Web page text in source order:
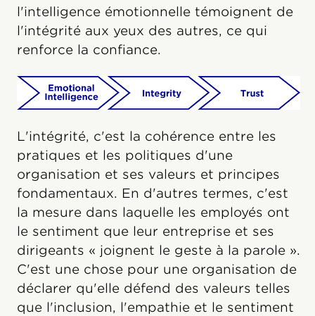
l'intelligence émotionnelle témoignent de
l'intégrité aux yeux des autres, ce qui
renforce la confiance.
L'intégrité, c'est la cohérence entre les
pratiques et les politiques d'une
organisation et ses valeurs et principes
fondamentaux. En d'autres termes, c'est
la mesure dans laquelle les employés ont
le sentiment que leur entreprise et ses
dirigeants « joignent le geste à la parole ».
C'est une chose pour une organisation de
déclarer qu'elle défend des valeurs telles
que l'inclusion, l'empathie et le sentiment